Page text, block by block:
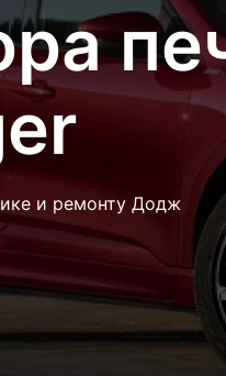
и ремонту Додж